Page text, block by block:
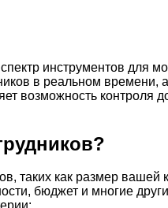
инструментов для
в реальном времени,
возможность контроля
таких как размер вашей
бюджет и многие